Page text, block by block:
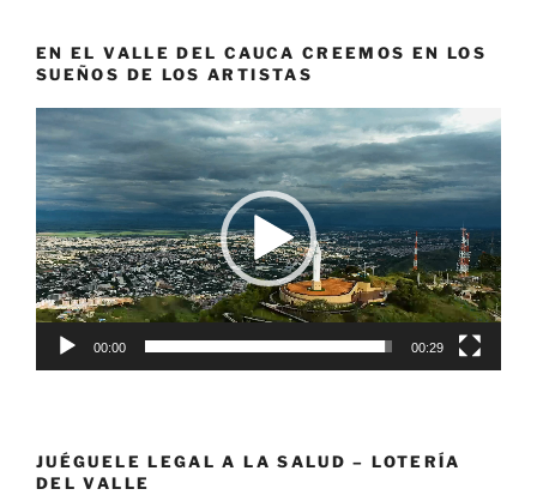
EN EL VALLE DEL CAUCA CREEMOS EN LOS
SUEÑOS DE LOS ARTISTAS
Reproductor
de
vídeo
00:00 00:29
JUÉGUELE LEGAL A LA SALUD – LOTERÍA
DEL VALLE